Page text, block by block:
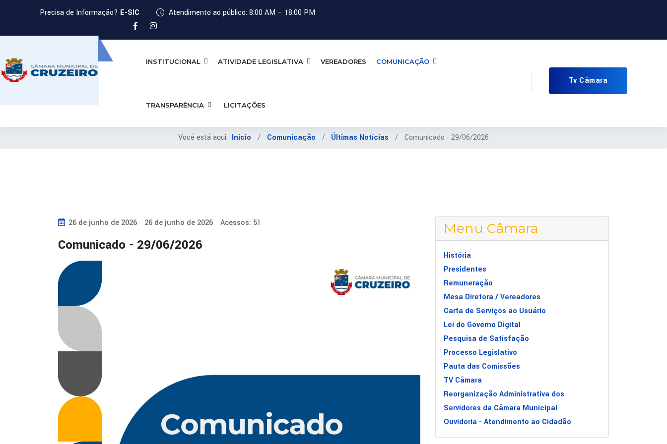
Precisa de Informação? E-SIC Atendimento ao público: 8:00 AM – 18:00 PM
INSTITUCIONAL ATIVIDADE LEGISLATIVA VEREADORES COMUNICAÇÃO
TRANSPARÊNCIA LICITAÇÕES
Tv Câmara
Você está aqui: Início Comunicação Últimas Notícias Comunicado - 29/06/2026
26 de junho de 2026 26 de junho de 2026 Acessos: 51
Comunicado - 29/06/2026
Menu Câmara
História
Presidentes
Remuneração
Mesa Diretora / Vereadores
Carta de Serviços ao Usuário
Lei do Governo Digital
Pesquisa de Satisfação
Processo Legislativo
Pauta das Comissões
TV Câmara
Reorganização Administrativa dos
Servidores da Câmara Municipal
Ouvidoria - Atendimento ao Cidadão